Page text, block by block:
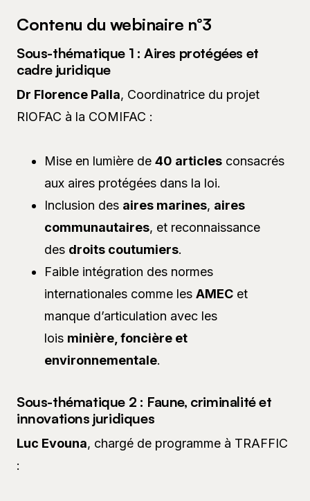
Contenu du webinaire n°3
Sous-thématique 1 : Aires protégées et
cadre juridique
Dr Florence Palla, Coordinatrice du projet
RIOFAC à la COMIFAC :
Mise en lumière de 40 articles consacrés
aux aires protégées dans la loi.
Inclusion des aires marines, aires
communautaires, et reconnaissance
des droits coutumiers.
Faible intégration des normes
internationales comme les AMEC et
manque d’articulation avec les
lois minière, foncière et
environnementale.
Sous-thématique 2 : Faune, criminalité et
innovations juridiques
Luc Evouna, chargé de programme à TRAFFIC
: